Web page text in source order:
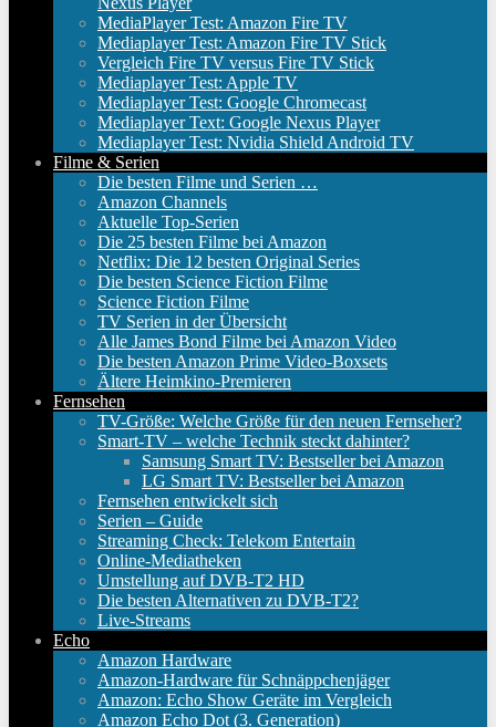
MediaPlayer Test: Amazon Fire TV
Mediaplayer Test: Amazon Fire TV Stick
Vergleich Fire TV versus Fire TV Stick
Mediaplayer Test: Apple TV
Mediaplayer Test: Google Chromecast
Mediaplayer Text: Google Nexus Player
Mediaplayer Test: Nvidia Shield Android TV
Filme & Serien
Die besten Filme und Serien …
Amazon Channels
Aktuelle Top-Serien
Die 25 besten Filme bei Amazon
Netflix: Die 12 besten Original Series
Die besten Science Fiction Filme
Science Fiction Filme
TV Serien in der Übersicht
Alle James Bond Filme bei Amazon Video
Die besten Amazon Prime Video-Boxsets
Ältere Heimkino-Premieren
Fernsehen
TV-Größe: Welche Größe für den neuen Fernseher?
Smart-TV – welche Technik steckt dahinter?
Samsung Smart TV: Bestseller bei Amazon
LG Smart TV: Bestseller bei Amazon
Fernsehen entwickelt sich
Serien – Guide
Streaming Check: Telekom Entertain
Online-Mediatheken
Umstellung auf DVB-T2 HD
Die besten Alternativen zu DVB-T2?
Live-Streams
Echo
Amazon Hardware
Amazon-Hardware für Schnäppchenjäger
Amazon: Echo Show Geräte im Vergleich
Amazon Echo Dot (3. Generation)